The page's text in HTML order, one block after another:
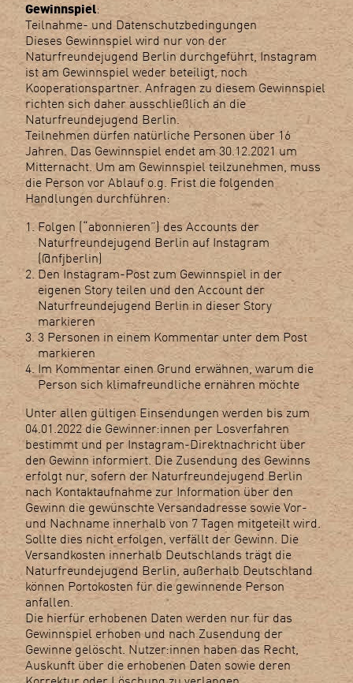
Gewinnspiel:
Teilnahme- und Datenschutzbedingungen
Dieses Gewinnspiel wird nur von der
Naturfreundejugend Berlin durchgeführt, Instagram
ist am Gewinnspiel weder beteiligt, noch
Kooperationspartner. Anfragen zu diesem Gewinnspiel
richten sich daher ausschließlich an die
Naturfreundejugend Berlin.
Teilnehmen dürfen natürliche Personen über 16
Jahren. Das Gewinnspiel endet am 30.12.2021 um
Mitternacht. Um am Gewinnspiel teilzunehmen, muss
die Person vor Ablauf o.g. Frist die folgenden
Handlungen durchführen:
Folgen (“abonnieren”) des Accounts der
Naturfreundejugend Berlin auf Instagram
(@nfjberlin)
Den Instagram-Post zum Gewinnspiel in der
eigenen Story teilen und den Account der
Naturfreundejugend Berlin in dieser Story
markieren
3 Personen in einem Kommentar unter dem Post
markieren
Im Kommentar einen Grund erwähnen, warum die
Person sich klimafreundliche ernähren möchte
Unter allen gültigen Einsendungen werden bis zum
04.01.2022 die Gewinner:innen per Losverfahren
bestimmt und per Instagram-Direktnachricht über
den Gewinn informiert. Die Zusendung des Gewinns
erfolgt nur, sofern der Naturfreundejugend Berlin
nach Kontaktaufnahme zur Information über den
Gewinn die gewünschte Versandadresse sowie Vor-
und Nachname innerhalb von 7 Tagen mitgeteilt wird.
Sollte dies nicht erfolgen, verfällt der Gewinn. Die
Versandkosten innerhalb Deutschlands trägt die
Naturfreundejugend Berlin, außerhalb Deutschland
können Portokosten für die gewinnende Person
anfallen.
Die hierfür erhobenen Daten werden nur für das
Gewinnspiel erhoben und nach Zusendung der
Gewinne gelöscht. Nutzer:innen haben das Recht,
Auskunft über die erhobenen Daten sowie deren